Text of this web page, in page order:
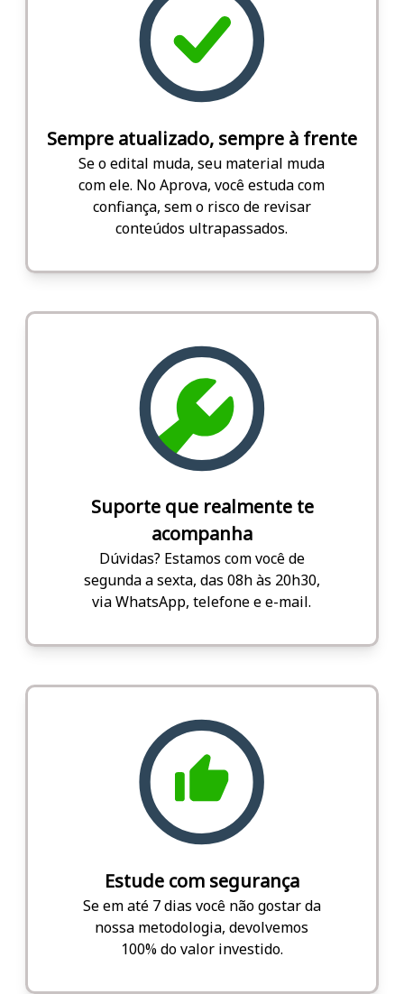
Sempre atualizado, sempre à frente
Se o edital muda, seu material muda
com ele. No Aprova, você estuda com
confiança, sem o risco de revisar
conteúdos ultrapassados.
Suporte que realmente te
acompanha
Dúvidas? Estamos com você de
segunda a sexta, das 08h às 20h30,
via WhatsApp, telefone e e-mail.
Estude com segurança
Se em até 7 dias você não gostar da
nossa metodologia, devolvemos
100% do valor investido.